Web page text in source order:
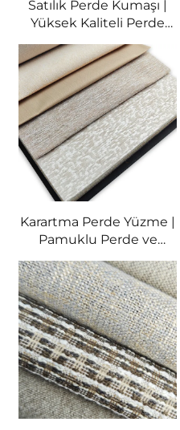
Satılık Perde Kumaşı |
Yüksek Kaliteli Perde
Malzemesi & Toplu Satış
Karartma Perde Yüzme |
Pamuklu Perde ve
Perde Kumaş
Malzemeleri